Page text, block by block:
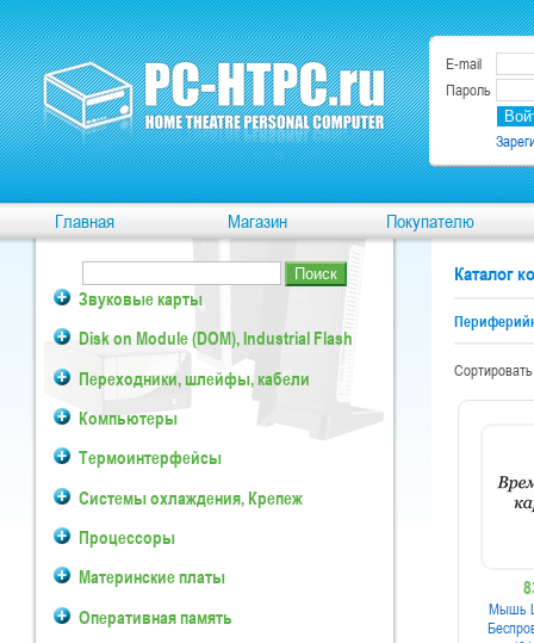
E-mail
Пароль
Главная Магазин Покупателю
Звуковые карты
Disk on Module (DOM), Industrial Flash
Переходники, шлейфы, кабели
Компьютеры
Термоинтерфейсы
Системы охлаждения, Крепеж
Процессоры
Материнские платы
Оперативная память
Каталог
Мышь